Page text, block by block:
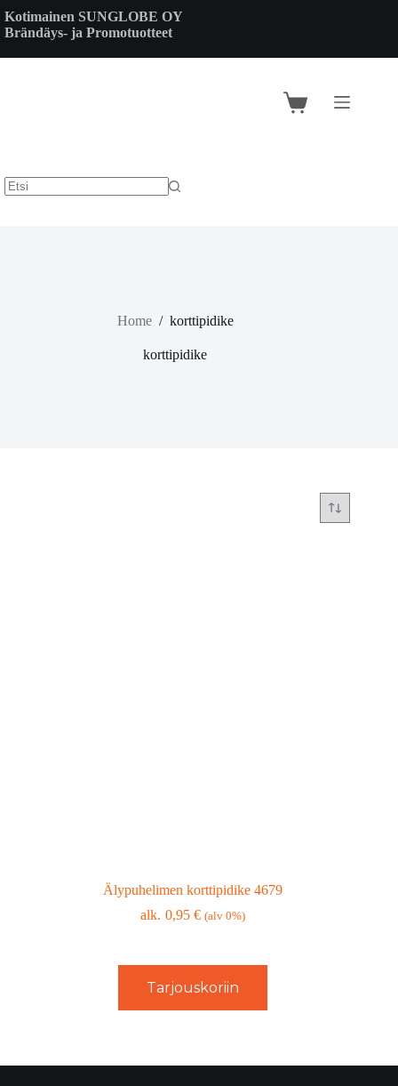
to
content
Kotimainen SUNGLOBE OY
Brändäys- ja Promotuotteet
Shopping
Home / korttipidike
korttipidike
Älypuhelimen korttipidike 4679
0,95€ (alv 0%)
Tarjouskoriin